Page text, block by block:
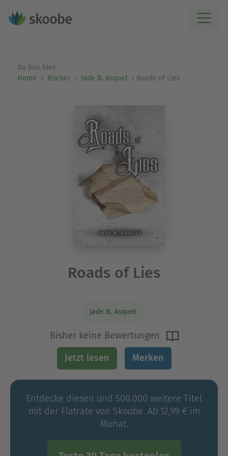
Du bist hier:
Home
Bücher Jade B. Asquet Roads of Lies
Roads of Lies
Jade B. Asquet
Bisher keine Bewertungen
Jetzt lesen Merken
Entdecke diesen und 500.000 weitere Titel
mit der Flatrate von Skoobe. Ab 12,99 € im
Monat.